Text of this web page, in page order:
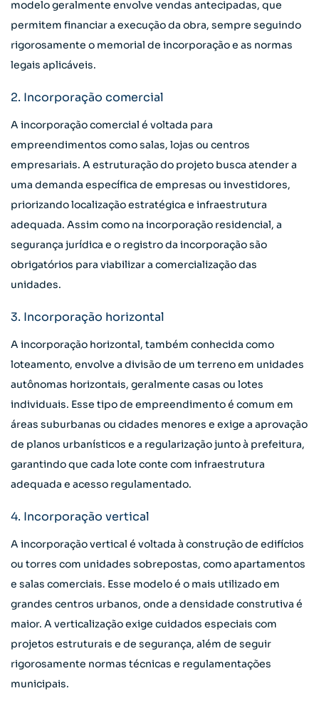
modelo geralmente envolve vendas antecipadas, que
permitem financiar a execução da obra, sempre seguindo
rigorosamente o memorial de incorporação e as normas
legais aplicáveis.
2. Incorporação comercial
A incorporação comercial é voltada para
empreendimentos como salas, lojas ou centros
empresariais. A estruturação do projeto busca atender a
uma demanda específica de empresas ou investidores,
priorizando localização estratégica e infraestrutura
adequada. Assim como na incorporação residencial, a
segurança jurídica e o registro da incorporação são
obrigatórios para viabilizar a comercialização das
unidades.
3. Incorporação horizontal
A incorporação horizontal, também conhecida como
loteamento, envolve a divisão de um terreno em unidades
autônomas horizontais, geralmente casas ou lotes
individuais. Esse tipo de empreendimento é comum em
áreas suburbanas ou cidades menores e exige a aprovação
de planos urbanísticos e a regularização junto à prefeitura,
garantindo que cada lote conte com infraestrutura
adequada e acesso regulamentado.
4. Incorporação vertical
A incorporação vertical é voltada à construção de edifícios
ou torres com unidades sobrepostas, como apartamentos
e salas comerciais. Esse modelo é o mais utilizado em
grandes centros urbanos, onde a densidade construtiva é
maior. A verticalização exige cuidados especiais com
projetos estruturais e de segurança, além de seguir
rigorosamente normas técnicas e regulamentações
municipais.